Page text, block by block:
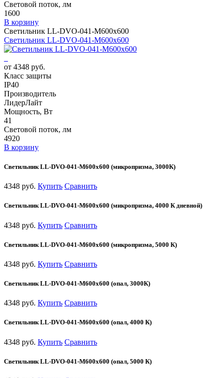
Световой поток, лм
1600
В корзину
Светильник LL-DVO-041-M600x600
Светильник LL-DVO-041-M600x600
от 4348 руб.
Класс защиты
IP40
Производитель
ЛидерЛайт
Мощность, Вт
41
Световой поток, лм
4920
В корзину
Светильник LL-DVO-041-M600x600 (микропризма, 3000К)
4348 руб. Купить Сравнить
Светильник LL-DVO-041-M600x600 (микропризма, 4000 К дневной)
4348 руб. Купить Сравнить
Светильник LL-DVO-041-M600x600 (микропризма, 5000 К)
4348 руб. Купить Сравнить
Светильник LL-DVO-041-M600x600 (опал, 3000К)
4348 руб. Купить Сравнить
Светильник LL-DVO-041-M600x600 (опал, 4000 К)
4348 руб. Купить Сравнить
Светильник LL-DVO-041-M600x600 (опал, 5000 К)